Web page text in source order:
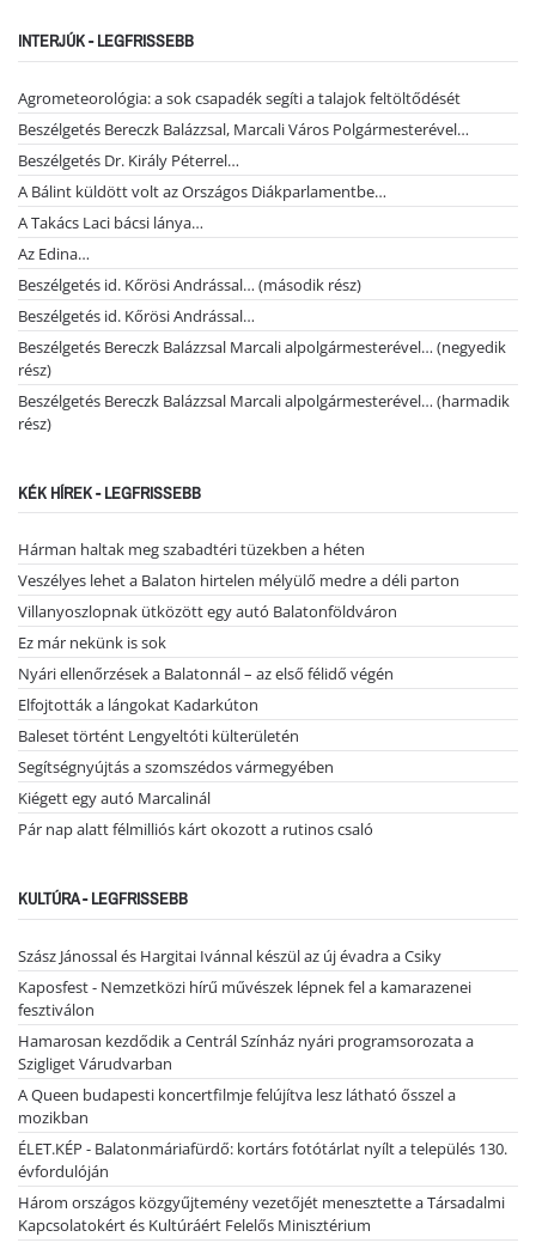
INTERJÚK - LEGFRISSEBB
Agrometeorológia: a sok csapadék segíti a talajok feltöltődését
Beszélgetés Bereczk Balázzsal, Marcali Város Polgármesterével…
Beszélgetés Dr. Király Péterrel…
A Bálint küldött volt az Országos Diákparlamentbe…
A Takács Laci bácsi lánya…
Az Edina…
Beszélgetés id. Kőrösi Andrással… (második rész)
Beszélgetés id. Kőrösi Andrással…
Beszélgetés Bereczk Balázzsal Marcali alpolgármesterével… (negyedik
rész)
Beszélgetés Bereczk Balázzsal Marcali alpolgármesterével… (harmadik
rész)
KÉK HÍREK - LEGFRISSEBB
Hárman haltak meg szabadtéri tüzekben a héten
Veszélyes lehet a Balaton hirtelen mélyülő medre a déli parton
Villanyoszlopnak ütközött egy autó Balatonföldváron
Ez már nekünk is sok
Nyári ellenőrzések a Balatonnál – az első félidő végén
Elfojtották a lángokat Kadarkúton
Baleset történt Lengyeltóti külterületén
Segítségnyújtás a szomszédos vármegyében
Kiégett egy autó Marcalinál
Pár nap alatt félmilliós kárt okozott a rutinos csaló
KULTÚRA - LEGFRISSEBB
Szász Jánossal és Hargitai Ivánnal készül az új évadra a Csiky
Kaposfest - Nemzetközi hírű művészek lépnek fel a kamarazenei
fesztiválon
Hamarosan kezdődik a Centrál Színház nyári programsorozata a
Szigliget Várudvarban
A Queen budapesti koncertfilmje felújítva lesz látható ősszel a
mozikban
ÉLET.KÉP - Balatonmáriafürdő: kortárs fotótárlat nyílt a település 130.
évfordulóján
Három országos közgyűjtemény vezetőjét menesztette a Társadalmi
Kapcsolatokért és Kultúráért Felelős Minisztérium